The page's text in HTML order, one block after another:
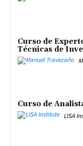
Curso de
Técnicas de
Curso de
LISA